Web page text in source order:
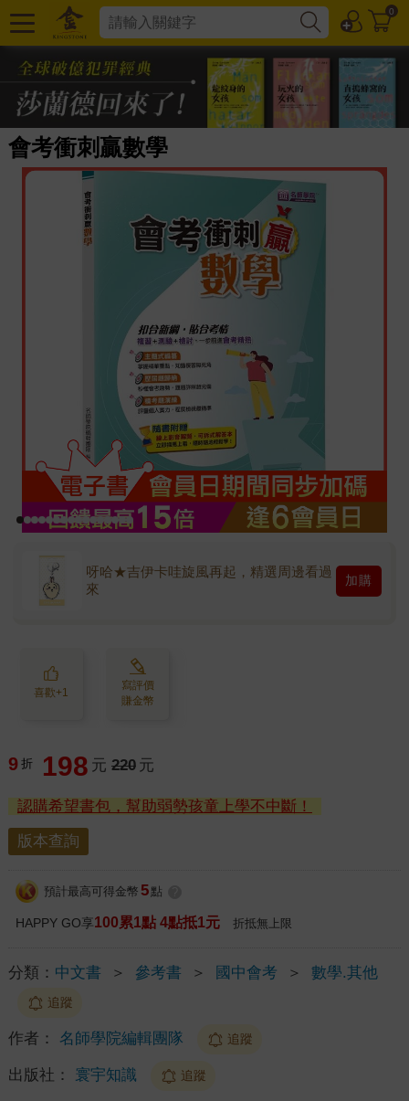
0
會考衝刺贏數學
呀哈★吉伊卡哇旋風再起，精選周邊看過
來
加購
喜歡+1
寫評價
賺金幣
9 折 198 元 220 元
認購希望書包，幫助弱勢孩童上學不中斷！
版本查詢
預計最高可得金幣 5 點
HAPPY GO享100累1點 4點抵1元 折抵無上限
分類： 中文書 ＞ 參考書 ＞ 國中會考 ＞ 數學.其他
追蹤
作者： 名師學院編輯團隊 追蹤
出版社： 寰宇知識 追蹤